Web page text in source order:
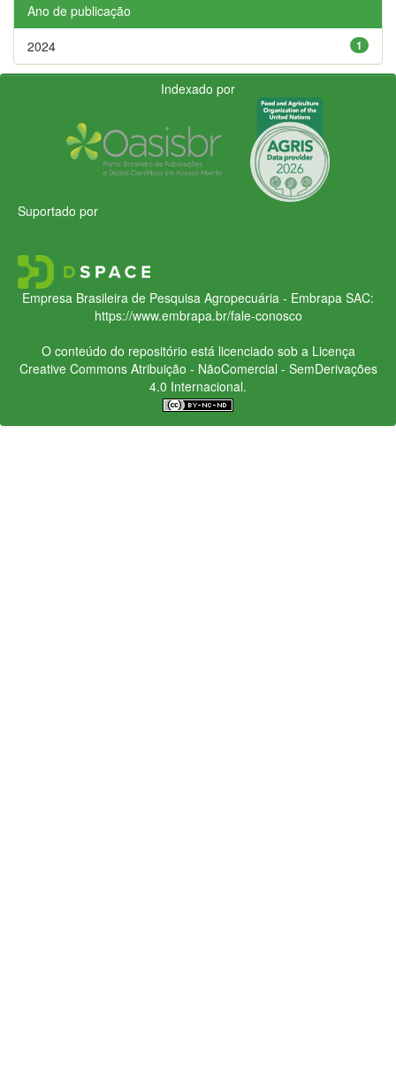
Ano de publicação
1
2024
Indexado por
Suportado por
Empresa Brasileira de Pesquisa Agropecuária - Embrapa SAC:
https://www.embrapa.br/fale-conosco
O conteúdo do repositório está licenciado sob a Licença
Creative CommonsAtribuição - NãoComercial - SemDerivações
4.0 Internacional.